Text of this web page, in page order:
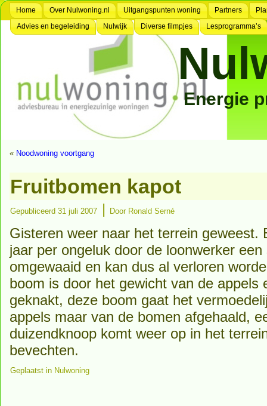
Home Over Nulwoning.nl Uitgangspunten woning Partners
Advies en begeleiding
Nulwijk Diverse filmpjes Lesprogramma’s
Energie
« Noodwoning voortgang
Fruitbomen kapot
Gepubliceerd 31 juli 2007 | Door Ronald Serné
Gisteren weer naar het terrein geweest.
jaar per ongeluk door de loonwerker
omgewaaid en kan dus al verloren
boom is door het gewicht van de appels
geknakt, deze boom gaat het
appels maar van de bomen afgehaald,
duizendknoop komt weer op in het
bevechten.
Geplaatst in Nulwoning